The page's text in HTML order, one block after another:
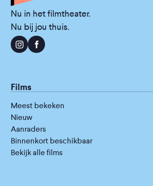
Nu in het filmtheater.
Nu bij jou thuis.
Films
Meest bekeken
Nieuw
Aanraders
Binnenkort beschikbaar
Bekijk alle films